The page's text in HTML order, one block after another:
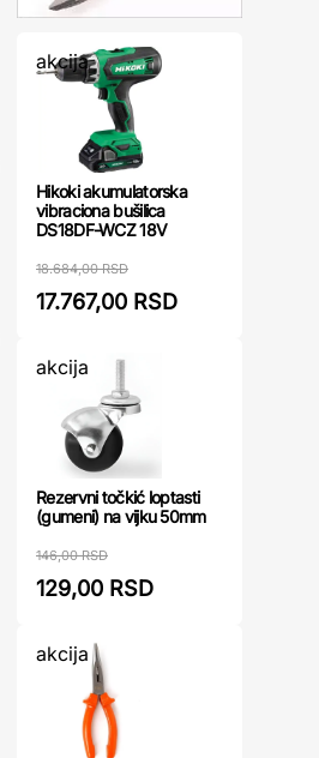
akcija
Hikoki akumulatorska
vibraciona bušilica
DS18DF-WCZ 18V
18.684,00 RSD
17.767,00 RSD
akcija
Rezervni točkić loptasti
(gumeni) na vijku 50mm
146,00 RSD
129,00 RSD
akcija